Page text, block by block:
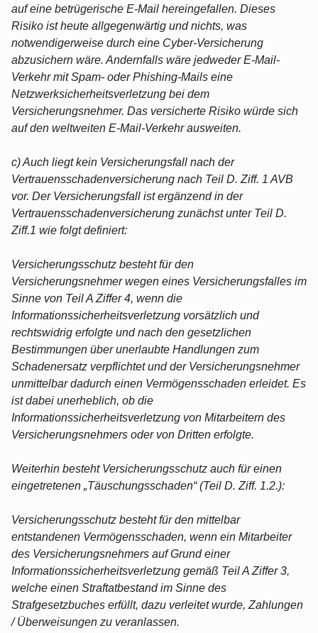
auf eine betrügerische E-Mail hereingefallen. Dieses
Risiko ist heute allgegenwärtig und nichts, was
notwendigerweise durch eine Cyber-Versicherung
abzusichern wäre. Andernfalls wäre jedweder E-Mail-
Verkehr mit Spam- oder Phishing-Mails eine
Netzwerksicherheitsverletzung bei dem
Versicherungsnehmer. Das versicherte Risiko würde sich
auf den weltweiten E-Mail-Verkehr ausweiten.
c) Auch liegt kein Versicherungsfall nach der
Vertrauensschadenversicherung nach Teil D. Ziff. 1 AVB
vor. Der Versicherungsfall ist ergänzend in der
Vertrauensschadenversicherung zunächst unter Teil D.
Ziff.1 wie folgt definiert:
Versicherungsschutz besteht für den
Versicherungsnehmer wegen eines Versicherungsfalles im
Sinne von Teil A Ziffer 4, wenn die
Informationssicherheitsverletzung vorsätzlich und
rechtswidrig erfolgte und nach den gesetzlichen
Bestimmungen über unerlaubte Handlungen zum
Schadenersatz verpflichtet und der Versicherungsnehmer
unmittelbar dadurch einen Vermögensschaden erleidet. Es
ist dabei unerheblich, ob die
Informationssicherheitsverletzung von Mitarbeitern des
Versicherungsnehmers oder von Dritten erfolgte.
Weiterhin besteht Versicherungsschutz auch für einen
eingetretenen „Täuschungsschaden“ (Teil D. Ziff. 1.2.):
Versicherungsschutz besteht für den mittelbar
entstandenen Vermögensschaden, wenn ein Mitarbeiter
des Versicherungsnehmers auf Grund einer
Informationssicherheitsverletzung gemäß Teil A Ziffer 3,
welche einen Straftatbestand im Sinne des
Strafgesetzbuches erfüllt, dazu verleitet wurde, Zahlungen
/ Überweisungen zu veranlassen.